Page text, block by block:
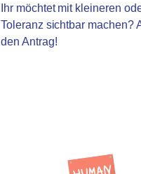
Ihr möchtet mit kleineren
Toleranz sichtbar machen?
den Antrag!